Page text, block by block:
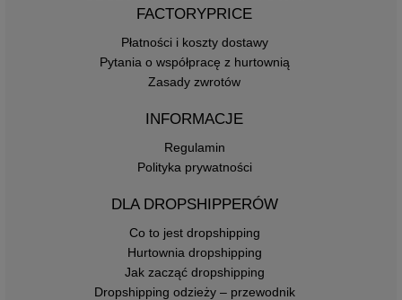
FACTORYPRICE
Płatności i koszty dostawy
Pytania o współpracę z hurtownią
Zasady zwrotów
INFORMACJE
Regulamin
Polityka prywatności
DLA DROPSHIPPERÓW
Co to jest dropshipping
Hurtownia dropshipping
Jak zacząć dropshipping
Dropshipping odzieży – przewodnik